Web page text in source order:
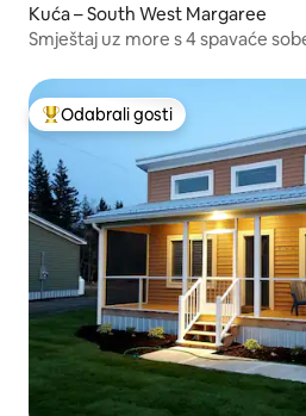
Kuća – South West Margaree
Smještaj uz more s 4 spavaće
Među najviše rangiranima s
Odabrali gosti